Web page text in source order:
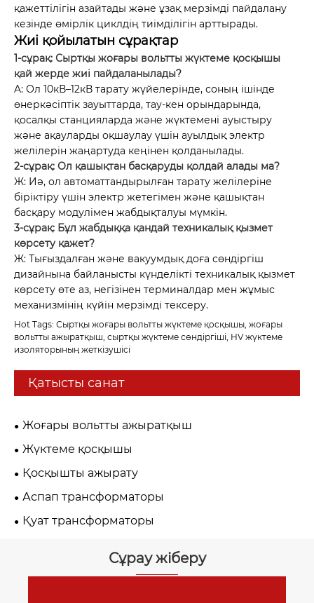
қажеттілігін азайтады және ұзақ мерзімді пайдалану
кезінде өмірлік циклдің тиімділігін арттырады.
Жиі қойылатын сұрақтар
1-сұрақ: Сыртқы жоғары вольтты жүктеме қосқышы
қай жерде жиі пайдаланылады?
A: Ол 10кВ–12кВ тарату жүйелерінде, соның ішінде
өнеркәсіптік зауыттарда, тау-кен орындарында,
қосалқы станцияларда және жүктемені ауыстыру
және ақауларды оқшаулау үшін ауылдық электр
желілерін жаңартуда кеңінен қолданылады.
2-сұрақ: Ол қашықтан басқаруды қолдай алады ма?
Ж: Иә, ол автоматтандырылған тарату желілеріне
біріктіру үшін электр жетегімен және қашықтан
басқару модулімен жабдықталуы мүмкін.
3-сұрақ: Бұл жабдыққа қандай техникалық қызмет
көрсету қажет?
Ж: Тығыздалған және вакуумдық доға сөндіргіш
дизайнына байланысты күнделікті техникалық қызмет
көрсету өте аз, негізінен терминалдар мен жұмыс
механизмінің күйін мерзімді тексеру.
Hot Tags: Сыртқы жоғары вольтты жүктеме қосқышы, жоғары
вольтты ажыратқыш, сыртқы жүктеме сөндіргіші, HV жүктеме
изоляторының жеткізушісі
Қатысты санат
Жоғары вольтты ажыратқыш
Жүктеме қосқышы
Қосқышты ажырату
Аспап трансформаторы
Қуат трансформаторы
Сұрау жіберу